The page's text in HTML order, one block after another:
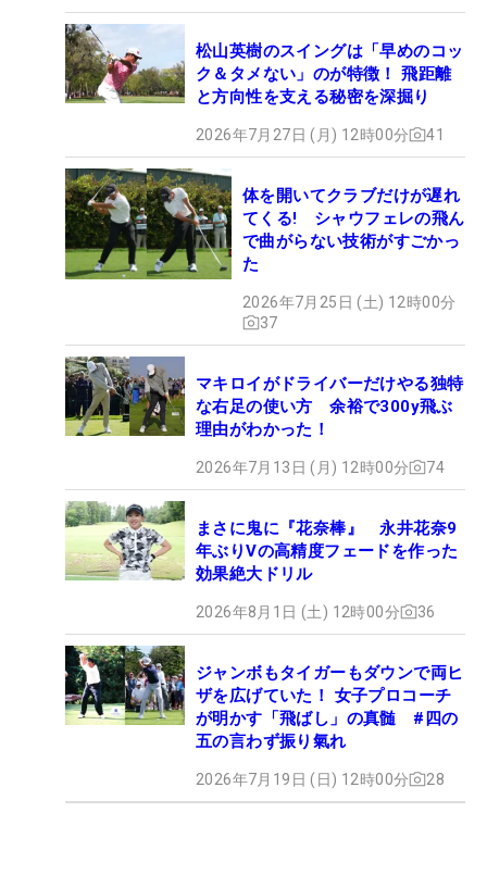
松山英樹のスイングは「早めのコッ
ク＆タメない」のが特徴！ 飛距離
と方向性を支える秘密を深掘り
2026年7月27日 (月) 12時00分 41
体を開いてクラブだけが遅れ
てくる! シャウフェレの飛ん
で曲がらない技術がすごかっ
た
2026年7月25日 (土) 12時00分
37
マキロイがドライバーだけやる独特
な右足の使い方 余裕で300y飛ぶ
理由がわかった！
2026年7月13日 (月) 12時00分 74
まさに鬼に『花奈棒』 永井花奈9
年ぶりVの高精度フェードを作った
効果絶大ドリル
2026年8月1日 (土) 12時00分 36
ジャンボもタイガーもダウンで両ヒ
ザを広げていた！ 女子プロコーチ
が明かす「飛ばし」の真髄 #四の
五の言わず振り氣れ
2026年7月19日 (日) 12時00分 28